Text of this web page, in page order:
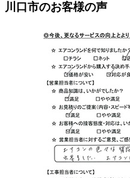
川口市のお客様の声